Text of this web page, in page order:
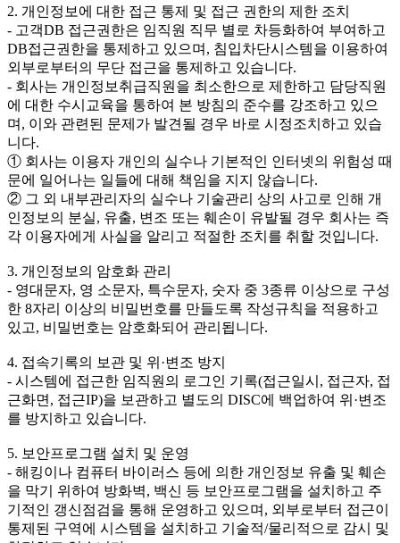
2. 개인정보에 대한 접근 통제 및 접근 권한의 제한 조치
- 고객DB 접근권한은 임직원 직무 별로 차등화하여 부여하고
DB접근권한을 통제하고 있으며, 침입차단시스템을 이용하여
외부로부터의 무단 접근을 통제하고 있습니다.
- 회사는 개인정보취급직원을 최소한으로 제한하고 담당직원
에 대한 수시교육을 통하여 본 방침의 준수를 강조하고 있으
며, 이와 관련된 문제가 발견될 경우 바로 시정조치하고 있습
니다.
① 회사는 이용자 개인의 실수나 기본적인 인터넷의 위험성 때
문에 일어나는 일들에 대해 책임을 지지 않습니다.
② 그 외 내부관리자의 실수나 기술관리 상의 사고로 인해 개
인정보의 분실, 유출, 변조 또는 훼손이 유발될 경우 회사는 즉
각 이용자에게 사실을 알리고 적절한 조치를 취할 것입니다.
3. 개인정보의 암호화 관리
- 영대문자, 영 소문자, 특수문자, 숫자 중 3종류 이상으로 구성
한 8자리 이상의 비밀번호를 만들도록 작성규칙을 적용하고
있고, 비밀번호는 암호화되어 관리됩니다.
4. 접속기록의 보관 및 위·변조 방지
- 시스템에 접근한 임직원의 로그인 기록(접근일시, 접근자, 접
근화면, 접근IP)을 보관하고 별도의 DISC에 백업하여 위·변조
를 방지하고 있습니다.
5. 보안프로그램 설치 및 운영
- 해킹이나 컴퓨터 바이러스 등에 의한 개인정보 유출 및 훼손
을 막기 위하여 방화벽, 백신 등 보안프로그램을 설치하고 주
기적인 갱신점검을 통해 운영하고 있으며, 외부로부터 접근이
통제된 구역에 시스템을 설치하고 기술적/물리적으로 감시 및